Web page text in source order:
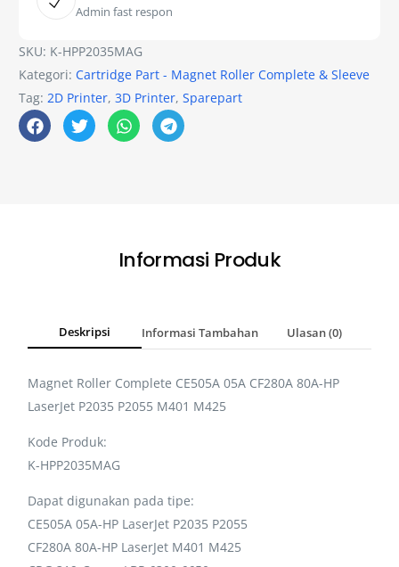
Admin fast respon
SKU: K-HPP2035MAG
Kategori: Cartridge Part - Magnet Roller Complete & Sleeve
Tag:2D Printer,3D Printer,Sparepart
Informasi Produk
Deskripsi Informasi Tambahan Ulasan (0)
Magnet Roller Complete CE505A 05A CF280A 80A-HP
LaserJet P2035 P2055 M401 M425
Kode Produk:
K-HPP2035MAG
Dapat digunakan pada tipe:
CE505A 05A-HP LaserJet P2035 P2055
CF280A 80A-HP LaserJet M401 M425